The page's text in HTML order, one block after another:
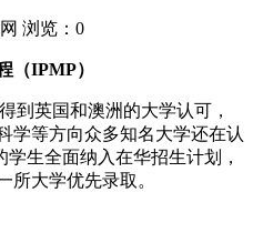
浏览： 0
（IPMP）
到英国和澳洲的大学认可，
学等方向众多知名大学还在认
生全面纳入在华招生计划，
所大学优先录取。